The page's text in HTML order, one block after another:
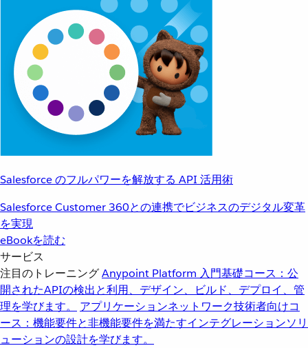
Salesforce のフルパワーを解放する API 活用術
Salesforce Customer 360との連携でビジネスのデジタル変革
を実現
eBookを読む
サービス
注目のトレーニングAnypoint Platform 入門基礎コース：公
開されたAPIの検出と利用、デザイン、ビルド、デプロイ、管
理を学びます。
アプリケーションネットワーク技術者向けコ
ース：機能要件と非機能要件を満たすインテグレーションソリ
ューションの設計を学びます。